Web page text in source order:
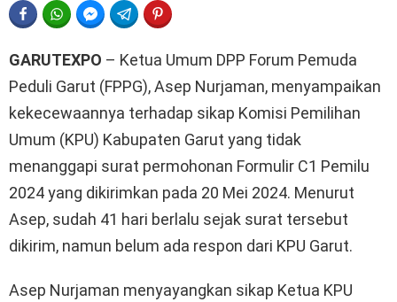
FACEBOOKWHATSAPPFACEBOOK MESSENGER
TELEGRAM
GARUTEXPO – Ketua Umum DPP Forum Pemuda
Peduli Garut (FPPG), Asep Nurjaman, menyampaikan
kekecewaannya terhadap sikap Komisi Pemilihan
Umum (KPU) Kabupaten Garut yang tidak
menanggapi surat permohonan Formulir C1 Pemilu
2024 yang dikirimkan pada 20 Mei 2024. Menurut
Asep, sudah 41 hari berlalu sejak surat tersebut
dikirim, namun belum ada respon dari KPU Garut.
Asep Nurjaman menyayangkan sikap Ketua KPU